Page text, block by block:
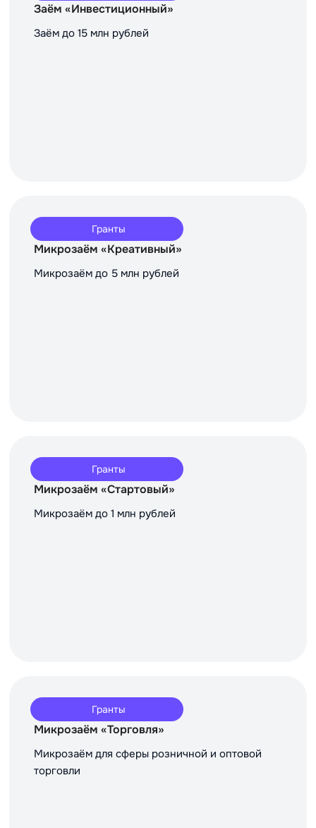
Заём «Инвестиционный»
Заём до 15 млн рублей
Гранты
Микрозаём «Креативный»
Микрозаём до 5 млн рублей
Гранты
Микрозаём «Стартовый»
Микрозаём до 1 млн рублей
Гранты
Микрозаём «Торговля»
Микрозаём для сферы розничной и оптовой
торговли